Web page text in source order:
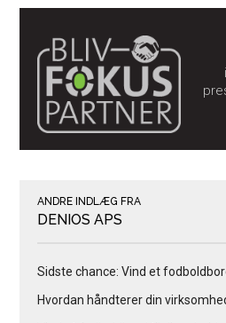
ANDRE INDLÆG FRA
DENIOS APS
Sidste chance: Vind et
Hvordan håndterer din